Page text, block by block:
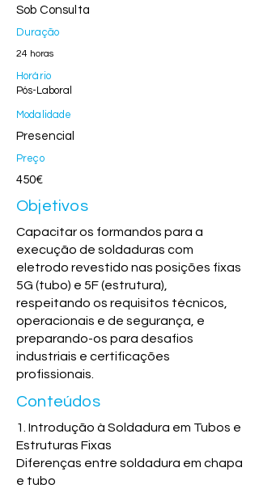
Sob Consulta
Duração
24 horas
Horário
Pós-Laboral
Modalidade
Presencial
Preço
450€
Objetivos
Capacitar os formandos para a
execução de soldaduras com
eletrodo revestido nas posições fixas
5G (tubo) e 5F (estrutura),
respeitando os requisitos técnicos,
operacionais e de segurança, e
preparando-os para desafios
industriais e certificações
profissionais.
Conteúdos
1. Introdução à Soldadura em Tubos e
Estruturas Fixas
Diferenças entre soldadura em chapa
e tubo